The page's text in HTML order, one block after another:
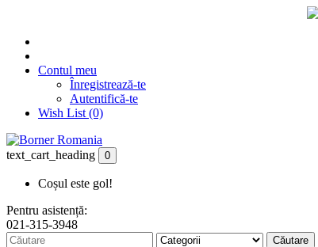
Contul meu
Înregistrează-te
Autentifică-te
Wish List (0)
text_cart_heading 0
Coșul este gol!
Pentru asistență:
021-315-3948
Căutare